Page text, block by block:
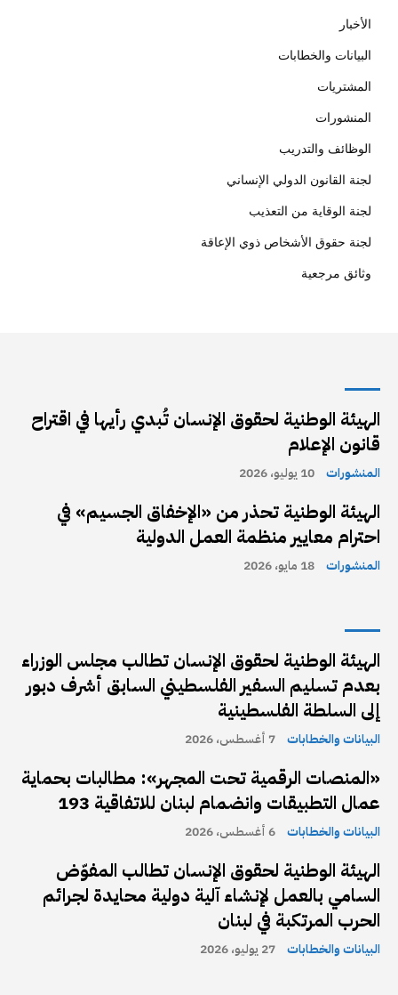
الأخبار
البيانات والخطابات
المشتريات
المنشورات
الوظائف والتدريب
لجنة القانون الدولي الإنساني
لجنة الوقاية من التعذيب
لجنة حقوق الأشخاص ذوي الإعاقة
وثائق مرجعية
الهيئة الوطنية لحقوق الإنسان تُبدي رأيها في اقتراح
قانون الإعلام
المنشورات 10 يوليو، 2026
الهيئة الوطنية تحذر من «الإخفاق الجسيم» في
احترام معايير منظمة العمل الدولية
المنشورات 18 مايو، 2026
الهيئة الوطنية لحقوق الإنسان تطالب مجلس الوزراء
بعدم تسليم السفير الفلسطيني السابق أشرف دبور
إلى السلطة الفلسطينية
البيانات والخطابات 7 أغسطس، 2026
«المنصات الرقمية تحت المجهر»: مطالبات بحماية
عمال التطبيقات وانضمام لبنان للاتفاقية 193
البيانات والخطابات 6 أغسطس، 2026
الهيئة الوطنية لحقوق الإنسان تطالب المفوّض
السامي بالعمل لإنشاء آلية دولية محايدة لجرائم
الحرب المرتكبة في لبنان
البيانات والخطابات 27 يوليو، 2026